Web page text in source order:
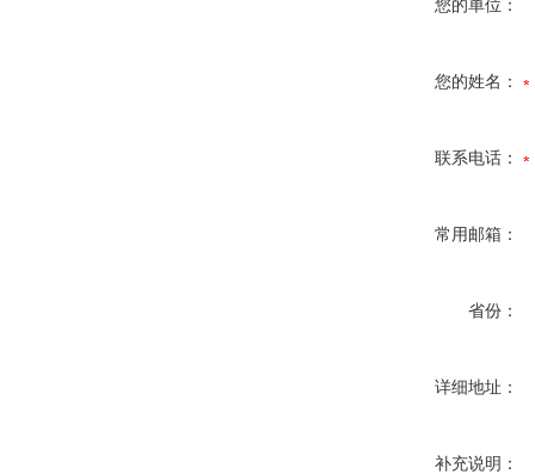
您的单位：
您的姓名：
联系电话：
常用邮箱：
省份：
详细地址：
补充说明：